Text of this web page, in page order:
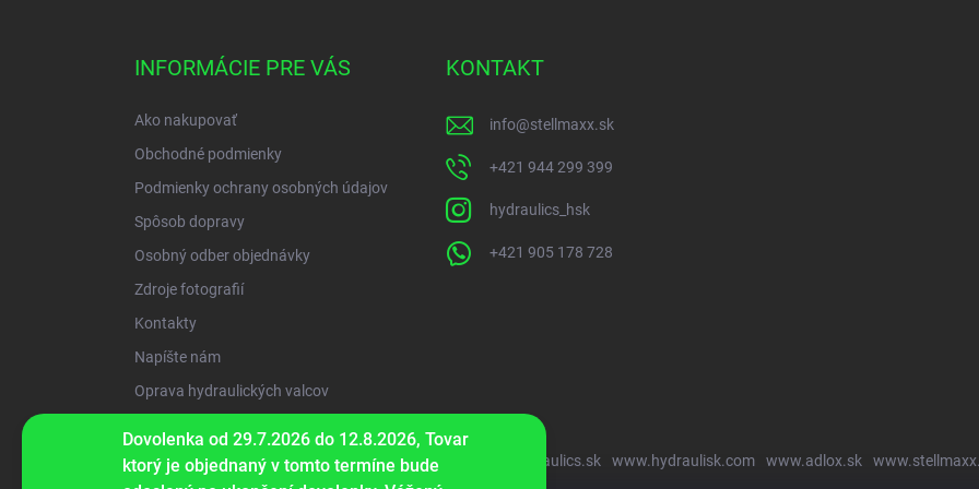
Dovolenka od 29.7.2026 do 12.8.2026, Tovar
ktorý je objednaný v tomto termíne bude
INFORMÁCIE PRE VÁS
Ako nakupovať
Obchodné podmienky
Podmienky ochrany osobných údajov
Spôsob dopravy
Osobný odber objednávky
Zdroje fotografií
Kontakty
Napíšte nám
Oprava hydraulických valcov
KONTAKT
info@stellmaxx.sk
+421 944 299 399
hydraulics_hsk
+421 905 178 728
www.hydraulics.sk www.hydraulisk.com www.adlox.sk